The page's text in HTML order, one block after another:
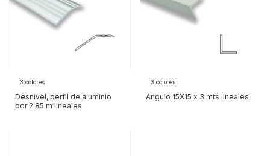
3 colores
Desnivel, perfil de aluminio
por 2.85 m lineales
3 colores
Angulo 15X15 x 3 mts lineales